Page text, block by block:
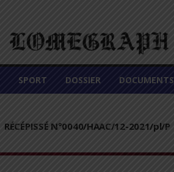
SPORT DOSSIER DOCUMENTS
RÉCÉPISSÉ N°0040/HAAC/12-2021/pl/P